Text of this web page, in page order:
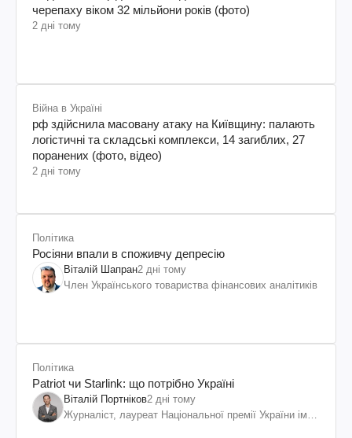
черепаху віком 32 мільйони років (фото)
2 дні тому
Війна в Україні
рф здійснила масовану атаку на Київщину: палають
логістичні та складські комплекси, 14 загиблих, 27
поранених (фото, відео)
2 дні тому
Політика
Росіяни впали в споживчу депресію
Віталій Шапран2 дні тому
Член Українського товариства фінансових аналітиків
Політика
Patriot чи Starlink: що потрібно Україні
Віталій Портніков2 дні тому
Журналіст, лауреат Національної премії України ім.